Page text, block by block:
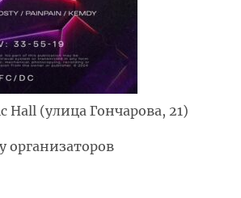
Hall (улица Гончарова, 21)
организаторов